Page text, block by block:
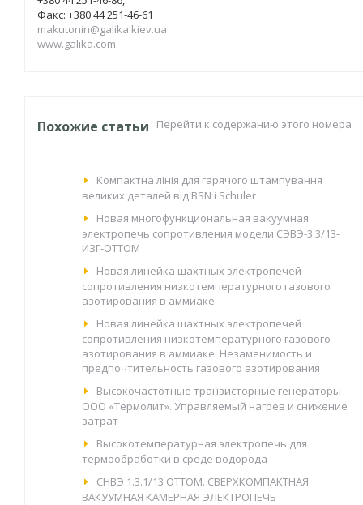
Факс: +380 44 251-46-61
makutonin@galika.kiev.ua
www.galika.com
Похожие статьи Перейти к содержанию этого номера
Компактна лінія для гарячого штампування
великих деталей від BSN і Schuler
Новая многофункциональная вакуумная
электропечь сопротивления модели СЭВЭ-3.3/13-
ИЗГ-ОТТОМ
Новая линейка шахтных электропечей
сопротивления низкотемпературного газового
азотирования в аммиаке
Новая линейка шахтных электропечей
сопротивления низкотемпературного газового
азотирования в аммиаке. Незаменимость и
предпочтительность газового азотирования
Высокочастотные транзисторные генераторы
ООО «Термолит». Управляемый нагрев и снижение
затрат
Высокотемпературная электропечь для
термообработки в среде водорода
СНВЭ 1.3.1/13 ОТТОМ. СВЕРХКОМПАКТНАЯ
ВАКУУМНАЯ КАМЕРНАЯ ЭЛЕКТРОПЕЧЬ